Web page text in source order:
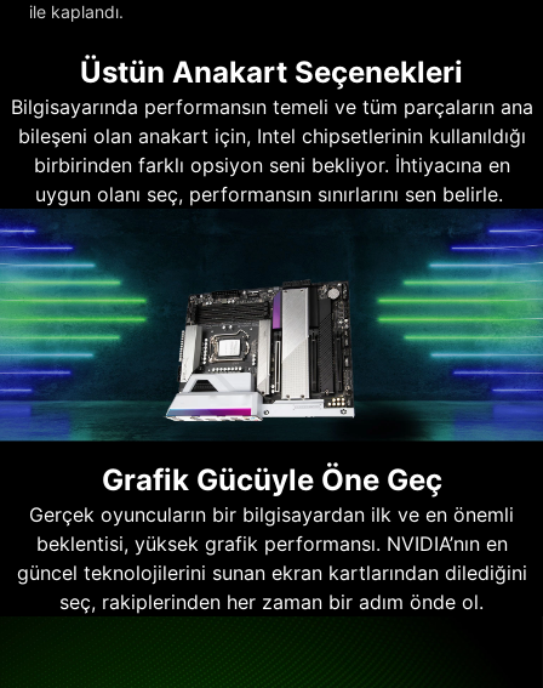
ile kaplandı.
Üstün Anakart Seçenekleri
Bilgisayarında performansın temeli ve tüm parçaların ana
bileşeni olan anakart için, Intel chipsetlerinin kullanıldığı
birbirinden farklı opsiyon seni bekliyor. İhtiyacına en
uygun olanı seç, performansın sınırlarını sen belirle.
Grafik Gücüyle Öne Geç
Gerçek oyuncuların bir bilgisayardan ilk ve en önemli
beklentisi, yüksek grafik performansı. NVIDIA’nın en
güncel teknolojilerini sunan ekran kartlarından dilediğini
seç, rakiplerinden her zaman bir adım önde ol.